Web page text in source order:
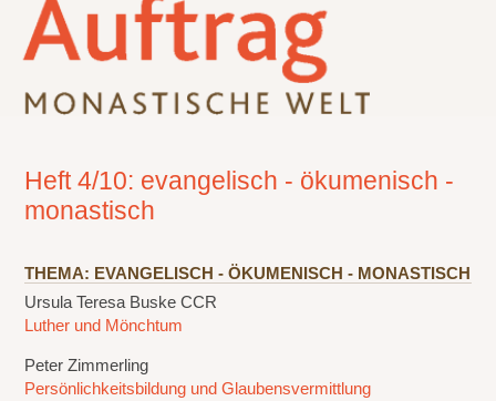
Heft 4/10: evangelisch - ökumenisch -
monastisch
THEMA: EVANGELISCH - ÖKUMENISCH - MONASTISCH
Ursula Teresa Buske CCR
Luther und Mönchtum
Peter Zimmerling
Persönlichkeitsbildung und Glaubensvermittlung